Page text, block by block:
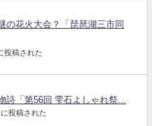
の花火大会？「琵琶湖三市同
投稿された
詩「第56回 雫石よしゃれ祭...
投稿された